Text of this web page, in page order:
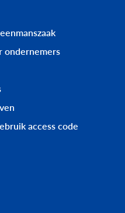
ondernemers
access code